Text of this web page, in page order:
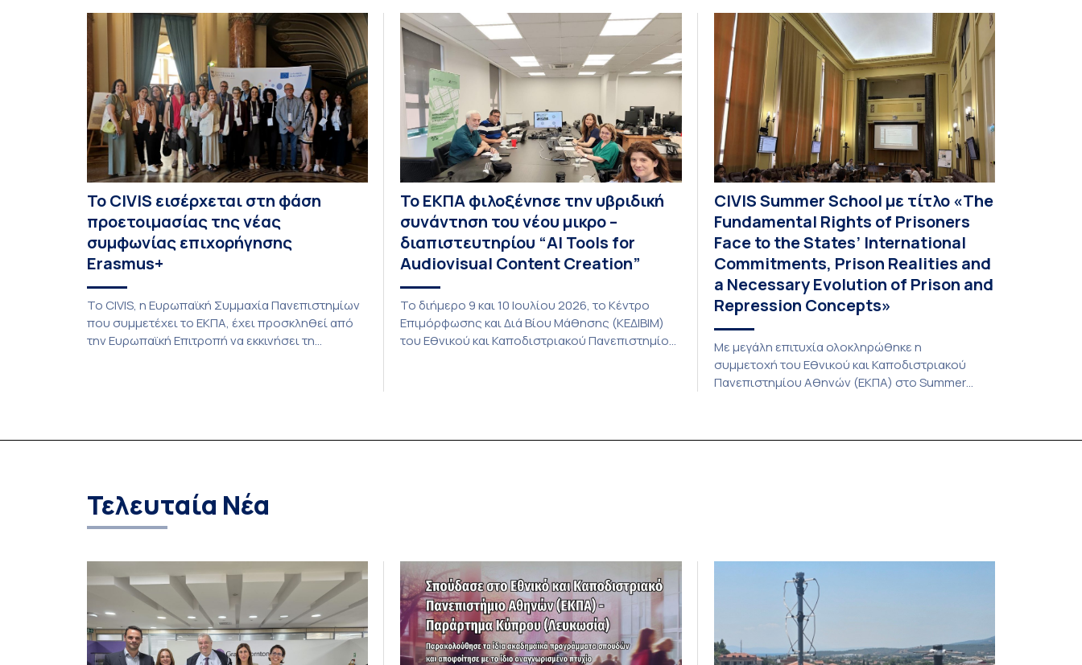
19 έως τις 25 Ιουλίου 2026 στο ιστορικό κτίριο
της πρώην σχολής […]
Βιβλιοθήκη και Κέντρο Πληροφόρησης (ΒΚΠ) του
Ιδρύματος. Οι […]
Το CIVIS εισέρχεται στη φάση
προετοιμασίας της νέας
συμφωνίας επιχορήγησης
Erasmus+
Το CIVIS, η Ευρωπαϊκή Συμμαχία Πανεπιστημίων
που συμμετέχει το ΕΚΠΑ, έχει προσκληθεί από
την Ευρωπαϊκή Επιτροπή να εκκινήσει τη
Το ΕΚΠΑ φιλοξένησε την υβριδική
συνάντηση του νέου μικρο –
διαπιστευτηρίου “AI Tools for
Audiovisual Content Creation”
Το διήμερο 9 και 10 Ιουλίου 2026, το Κέντρο
Επιμόρφωσης και Διά Βίου Μάθησης (ΚΕΔΙΒΙΜ)
του Εθνικού και Καποδιστριακού Πανεπιστημίου
CIVIS Summer School με τίτλο «The
Fundamental Rights of Prisoners
Face to the States’ International
Commitments, Prison Realities and
a Necessary Evolution of Prison and
Repression Concepts»
Με μεγάλη επιτυχία ολοκληρώθηκε η
συμμετοχή του Εθνικού και Καποδιστριακού
Πανεπιστημίου Αθηνών (ΕΚΠΑ) στο Summer
Τελευταία Νέα